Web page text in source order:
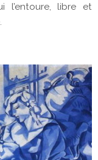
libre et